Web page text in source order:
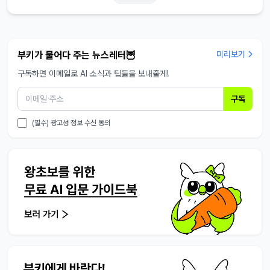
부키가 물어다 주는 뉴스레터🦉
미리보기
구독하면 이메일로 AI 소식과 팁들을 보내줄게!
구독
(필수) 광고성 정보 수신 동의